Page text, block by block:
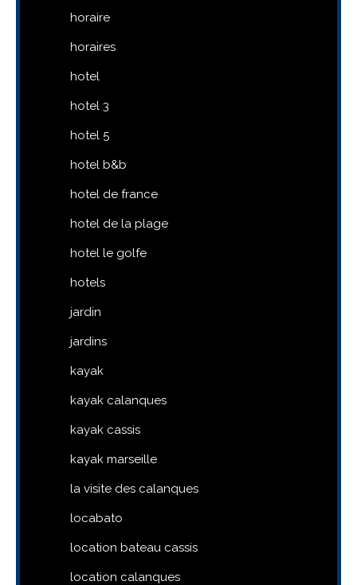
horaire
horaires
hotel
hotel 3
hotel 5
hotel b&b
hotel de france
hotel de la plage
hotel le golfe
hotels
jardin
jardins
kayak
kayak calanques
kayak cassis
kayak marseille
la visite des calanques
locabato
location bateau cassis
location calanques